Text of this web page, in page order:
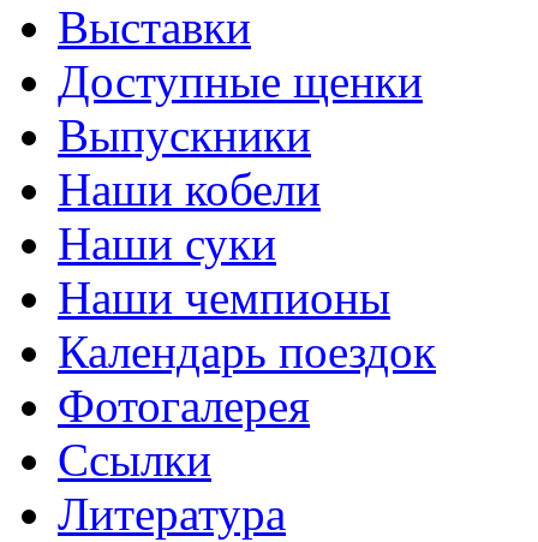
Выставки
Доступные щенки
Выпускники
Наши кобели
Наши суки
Наши чемпионы
Календарь поездок
Фотогалерея
Ссылки
Литература